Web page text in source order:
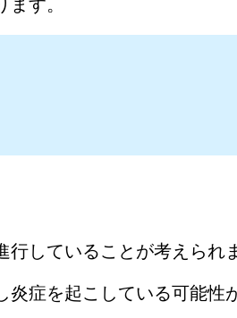
す。
していることが考えられ
症を起こしている可能性